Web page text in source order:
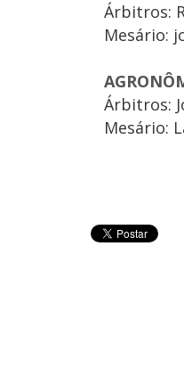
Árbitros:
Mesário:
Árbitros:
Mesário: